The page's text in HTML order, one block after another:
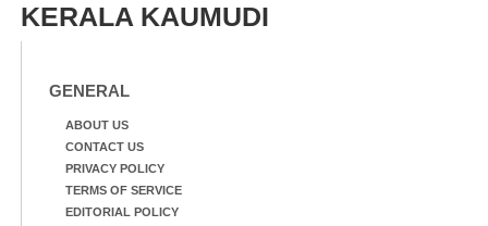
KERALA KAUMUDI
GENERAL
ABOUT US
CONTACT US
PRIVACY POLICY
TERMS OF SERVICE
EDITORIAL POLICY